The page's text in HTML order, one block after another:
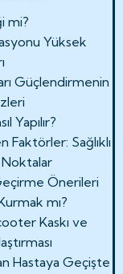
mi?
Yüksek
Güçlendirmenin
Yapılır?
Sağlıklı
Önerileri
mı?
Kaskı ve
Hastaya Geçişte